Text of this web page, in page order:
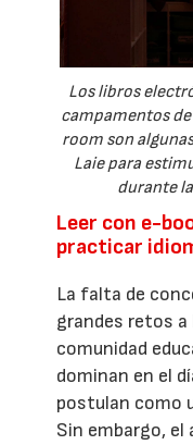
Los libros
campamentos
room son
Laie para
durante
Leer con e-
practicar
La falta de
grandes retos
comunidad
dominan en el
postulan como
Sin embargo, el